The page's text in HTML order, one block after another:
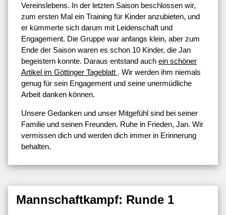
Vereinslebens. In der letzten Saison beschlossen wir,
zum ersten Mal ein Training für Kinder anzubieten, und
er kümmerte sich darum mit Leidenschaft und
Engagement. Die Gruppe war anfangs klein, aber zum
Ende der Saison waren es schon 10 Kinder, die Jan
begeistern konnte. Daraus entstand auch ein schöner
Artikel im Göttinger Tageblatt . Wir werden ihm niemals
genug für sein Engagement und seine unermüdliche
Arbeit danken können.
Unsere Gedanken und unser Mitgefühl sind bei seiner
Familie und seinen Freunden. Ruhe in Frieden, Jan. Wir
vermissen dich und werden dich immer in Erinnerung
behalten.
Mannschaftkampf: Runde 1